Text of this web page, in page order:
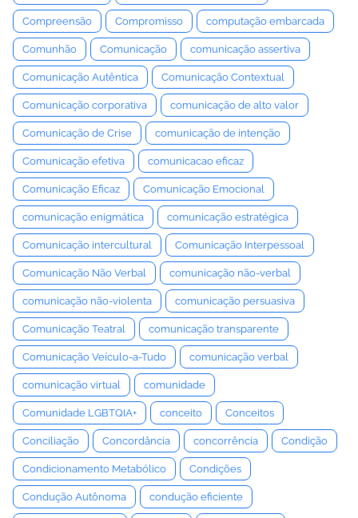
Compreensão Compromisso computação embarcada
Comunhão Comunicação comunicação assertiva
Comunicação Autêntica Comunicação Contextual
Comunicação corporativa comunicação de alto valor
Comunicação de Crise comunicação de intenção
Comunicação efetiva comunicacao eficaz
Comunicação Eficaz Comunicação Emocional
comunicação enigmática comunicação estratégica
Comunicação intercultural Comunicação Interpessoal
Comunicação Não Verbal comunicação não-verbal
comunicação não-violenta comunicação persuasiva
Comunicação Teatral comunicação transparente
Comunicação Veículo-a-Tudo comunicação verbal
comunicação virtual comunidade
Comunidade LGBTQIA+ conceito Conceitos
Conciliação Concordância concorrência Condição
Condicionamento Metabólico Condições
Condução Autônoma condução eficiente